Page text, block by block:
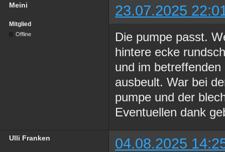
Meini 23.07.2025
Mitglied
Offline
Die pumpe passt.
hintere ecke
und im
ausbeult. War bei
pumpe und der
Eventuellen dank
Ulli Franken
04.08.2025